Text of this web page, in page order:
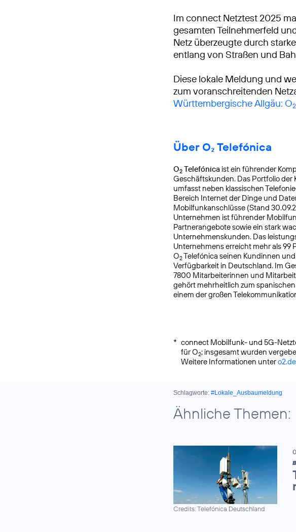
Im connect Netztest 2025
gesamten Teilnehmerfeld
Netz überzeugte durch
entlang von Straßen und
Diese lokale Meldung und
zum voranschreitenden
Württembergische Allgäu: O2
Über O₂ Telefónica
O2 Telefónica ist ein führender
Geschäftskunden. Das Portfolio der
umfasst neben klassischen
Bereich Internet der Dinge und
Mobilfunkanschlüsse (Stand
Unternehmen ist führender
Partnerangebote sowie ein stark
Unternehmenskunden. Das
Unternehmens erreicht mehr als 99
O2Telefónica seinen Kundinnen
Verfügbarkeit in Deutschland. Im
7800 Mitarbeiterinnen und
gehört mehrheitlich zum
einem der großen
* connect Mobilfunk- und 5G-
für O2; insgesamt wurden
Weitere Informationen unter
Schlagworte: #Lokale_Ausbaumeldung
Ähnliche Themen:
Credits: Telefónica Deutschland